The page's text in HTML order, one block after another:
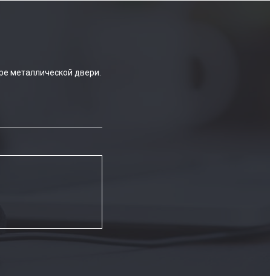
металлической двери.